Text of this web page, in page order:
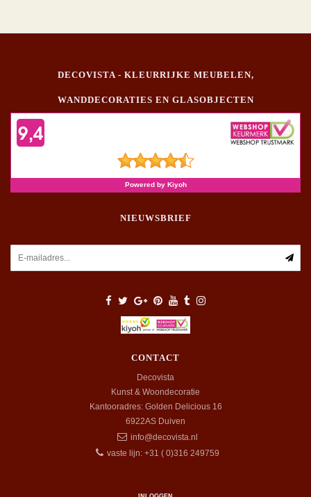
DECOVISTA - KLEURRIJKE MEUBELEN,
WANDDECORATIES EN GLASOBJECTEN
NIEUWSBRIEF
CONTACT
Decovista
Kunst & Woondecoratie
Kantooradres: Golden Delicious 16
6922AS Duiven
info@decovista.nl
vaste lijn: +31 ( 0)316 249759